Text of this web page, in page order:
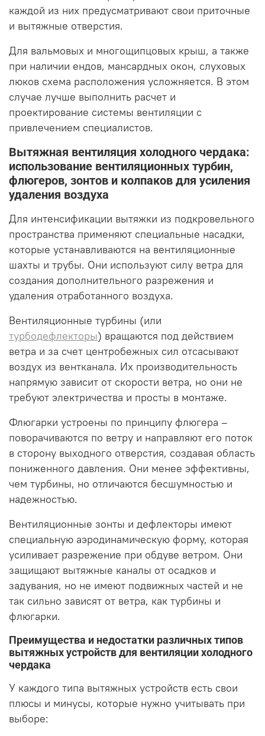
каждой из них предусматривают свои приточные
и вытяжные отверстия.
Для вальмовых и многощипцовых крыш, а также
при наличии ендов, мансардных окон, слуховых
люков схема расположения усложняется. В этом
случае лучше выполнить расчет и
проектирование системы вентиляции с
привлечением специалистов.
Вытяжная вентиляция холодного чердака:
использование вентиляционных турбин,
флюгеров, зонтов и колпаков для усиления
удаления воздуха
Для интенсификации вытяжки из подкровельного
пространства применяют специальные насадки,
которые устанавливаются на вентиляционные
шахты и трубы. Они используют силу ветра для
создания дополнительного разрежения и
удаления отработанного воздуха.
Вентиляционные турбины (или
турбодефлекторы) вращаются под действием
ветра и за счет центробежных сил отсасывают
воздух из вентканала. Их производительность
напрямую зависит от скорости ветра, но они не
требуют электричества и просты в монтаже.
Флюгарки устроены по принципу флюгера –
поворачиваются по ветру и направляют его поток
в сторону выходного отверстия, создавая область
пониженного давления. Они менее эффективны,
чем турбины, но отличаются бесшумностью и
надежностью.
Вентиляционные зонты и дефлекторы имеют
специальную аэродинамическую форму, которая
усиливает разрежение при обдуве ветром. Они
защищают вытяжные каналы от осадков и
задувания, но не имеют подвижных частей и не
так сильно зависят от ветра, как турбины и
флюгарки.
Преимущества и недостатки различных типов
вытяжных устройств для вентиляции холодного
чердака
У каждого типа вытяжных устройств есть свои
плюсы и минусы, которые нужно учитывать при
выборе: